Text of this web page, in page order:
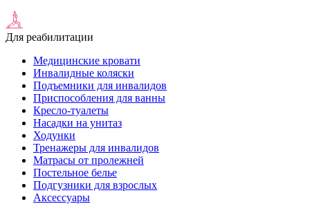
Для реабилитации
Медицинские кровати
Инвалидные коляски
Подъемники для инвалидов
Приспособления для ванны
Кресло-туалеты
Насадки на унитаз
Ходунки
Тренажеры для инвалидов
Матрасы от пролежней
Постельное белье
Подгузники для взрослых
Аксессуары